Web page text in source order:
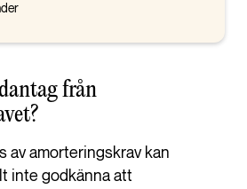
från
av amorteringskrav kan
inte godkänna att